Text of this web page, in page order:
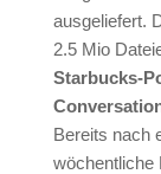
ausgeliefert.
2.5 Mio
Starbucks-
Bereits nach
wöchentliche